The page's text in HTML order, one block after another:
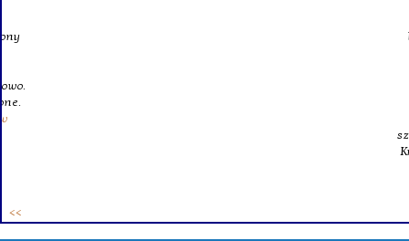
W
szklanego
Krinex,